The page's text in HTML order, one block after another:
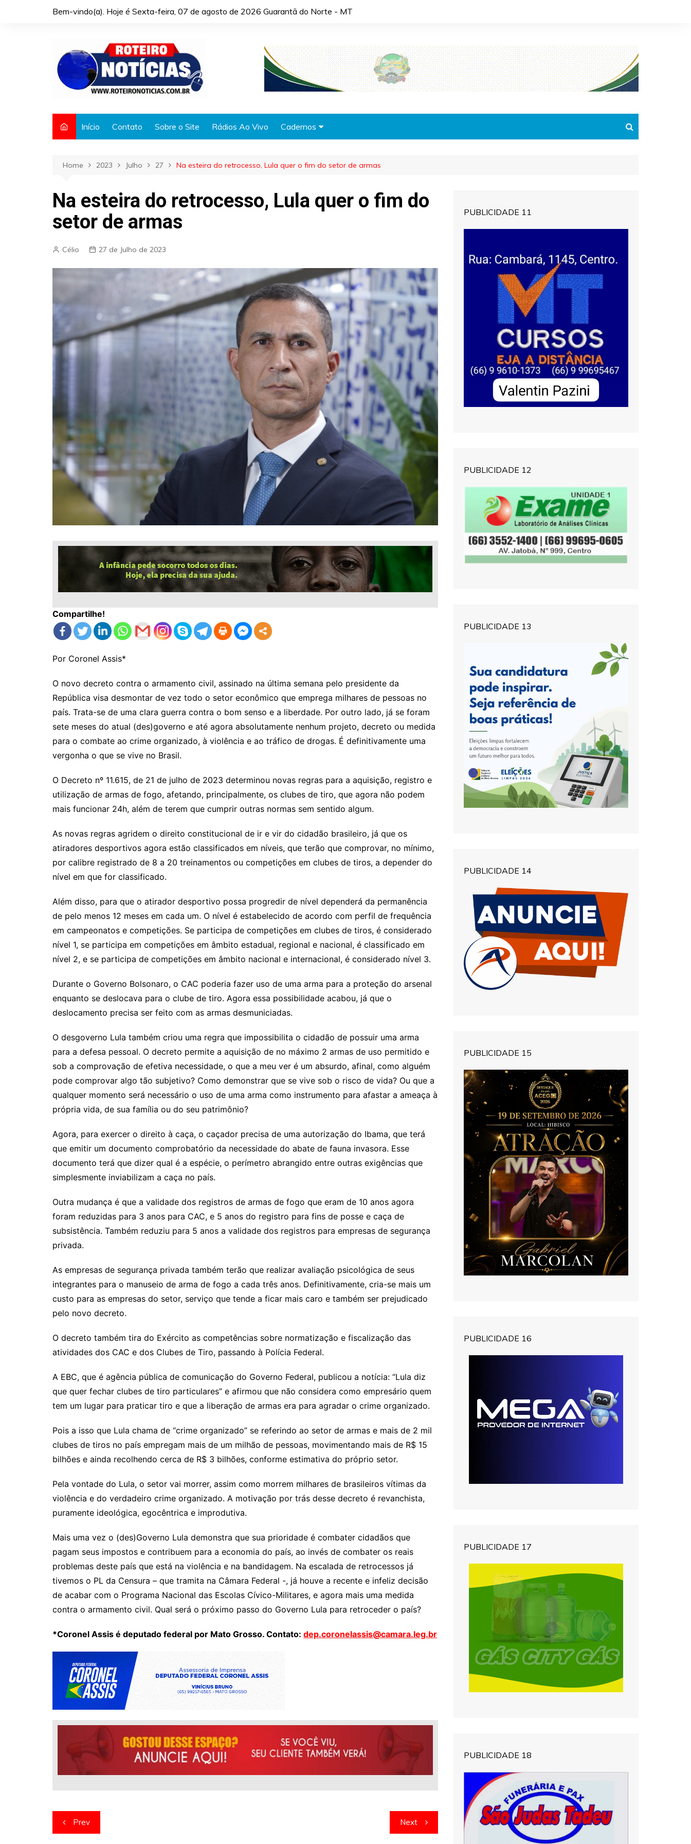
Bem-vindo(a). Hoje é Sexta-feira, 07 de agosto de 2026 Guarantã do Norte - MT
Início Contato Sobre o Site Rádios Ao Vivo Cadernos
Automóveis
Cidades
Fama e TV
Justiça
Mundo
Política
Saúde
Home 2023 Julho 27 Na esteira do retrocesso, Lula quer o fim do setor de armas
Na esteira do retrocesso, Lula quer o fim do
setor de armas
Célio 27 de Julho de 2023
Compartilhe!
Por Coronel Assis*
O novo decreto contra o armamento civil, assinado na última semana pelo presidente da
República visa desmontar de vez todo o setor econômico que emprega milhares de pessoas no
país. Trata-se de uma clara guerra contra o bom senso e a liberdade. Por outro lado, já se foram
sete meses do atual (des)governo e até agora absolutamente nenhum projeto, decreto ou medida
para o combate ao crime organizado, à violência e ao tráfico de drogas. É definitivamente uma
vergonha o que se vive no Brasil.
O Decreto nº 11.615, de 21 de julho de 2023 determinou novas regras para a aquisição, registro e
utilização de armas de fogo, afetando, principalmente, os clubes de tiro, que agora não podem
mais funcionar 24h, além de terem que cumprir outras normas sem sentido algum.
As novas regras agridem o direito constitucional de ir e vir do cidadão brasileiro, já que os
atiradores desportivos agora estão classificados em níveis, que terão que comprovar, no mínimo,
por calibre registrado de 8 a 20 treinamentos ou competições em clubes de tiros, a depender do
nível em que for classificado.
Além disso, para que o atirador desportivo possa progredir de nível dependerá da permanência
de pelo menos 12 meses em cada um. O nível é estabelecido de acordo com perfil de frequência
em campeonatos e competições. Se participa de competições em clubes de tiros, é considerado
nível 1, se participa em competições em âmbito estadual, regional e nacional, é classificado em
nível 2, e se participa de competições em âmbito nacional e internacional, é considerado nível 3.
Durante o Governo Bolsonaro, o CAC poderia fazer uso de uma arma para a proteção do arsenal
enquanto se deslocava para o clube de tiro. Agora essa possibilidade acabou, já que o
deslocamento precisa ser feito com as armas desmuniciadas.
O desgoverno Lula também criou uma regra que impossibilita o cidadão de possuir uma arma
para a defesa pessoal. O decreto permite a aquisição de no máximo 2 armas de uso permitido e
sob a comprovação de efetiva necessidade, o que a meu ver é um absurdo, afinal, como alguém
pode comprovar algo tão subjetivo? Como demonstrar que se vive sob o risco de vida? Ou que a
qualquer momento será necessário o uso de uma arma como instrumento para afastar a ameaça à
própria vida, de sua família ou do seu patrimônio?
Agora, para exercer o direito à caça, o caçador precisa de uma autorização do Ibama, que terá
que emitir um documento comprobatório da necessidade do abate de fauna invasora. Esse
documento terá que dizer qual é a espécie, o perímetro abrangido entre outras exigências que
simplesmente inviabilizam a caça no país.
Outra mudança é que a validade dos registros de armas de fogo que eram de 10 anos agora
foram reduzidas para 3 anos para CAC, e 5 anos do registro para fins de posse e caça de
subsistência. Também reduziu para 5 anos a validade dos registros para empresas de segurança
privada.
As empresas de segurança privada também terão que realizar avaliação psicológica de seus
integrantes para o manuseio de arma de fogo a cada três anos. Definitivamente, cria-se mais um
custo para as empresas do setor, serviço que tende a ficar mais caro e também ser prejudicado
pelo novo decreto.
O decreto também tira do Exército as competências sobre normatização e fiscalização das
atividades dos CAC e dos Clubes de Tiro, passando à Polícia Federal.
A EBC, que é agência pública de comunicação do Governo Federal, publicou a notícia: “Lula diz
que quer fechar clubes de tiro particulares” e afirmou que não considera como empresário quem
tem um lugar para praticar tiro e que a liberação de armas era para agradar o crime organizado.
Pois a isso que Lula chama de “crime organizado” se referindo ao setor de armas e mais de 2 mil
clubes de tiros no país empregam mais de um milhão de pessoas, movimentando mais de R$ 15
bilhões e ainda recolhendo cerca de R$ 3 bilhões, conforme estimativa do próprio setor.
Pela vontade do Lula, o setor vai morrer, assim como morrem milhares de brasileiros vítimas da
violência e do verdadeiro crime organizado. A motivação por trás desse decreto é revanchista,
puramente ideológica, egocêntrica e improdutiva.
Mais uma vez o (des)Governo Lula demonstra que sua prioridade é combater cidadãos que
pagam seus impostos e contribuem para a economia do país, ao invés de combater os reais
problemas deste país que está na violência e na bandidagem. Na escalada de retrocessos já
tivemos o PL da Censura – que tramita na Câmara Federal -, já houve a recente e infeliz decisão
de acabar com o Programa Nacional das Escolas Cívico-Militares, e agora mais uma medida
contra o armamento civil. Qual será o próximo passo do Governo Lula para retroceder o país?
*Coronel Assis é deputado federal por Mato Grosso. Contato: dep.coronelassis@camara.leg.br
Navegação
de
Prev Next
PUBLICIDADE 11
PUBLICIDADE 12
PUBLICIDADE 13
PUBLICIDADE 14
PUBLICIDADE 15
PUBLICIDADE 16
PUBLICIDADE 17
PUBLICIDADE 18